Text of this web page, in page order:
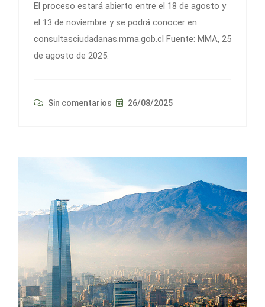
El proceso estará abierto entre el 18 de agosto y
el 13 de noviembre y se podrá conocer en
consultasciudadanas.mma.gob.cl Fuente: MMA, 25
de agosto de 2025.
Sin comentarios 26/08/2025